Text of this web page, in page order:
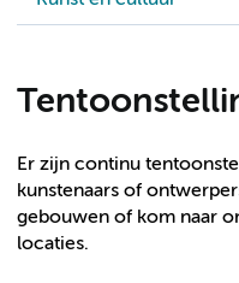
Er zijn continu
kunstenaars of
gebouwen of kom naar
locaties.